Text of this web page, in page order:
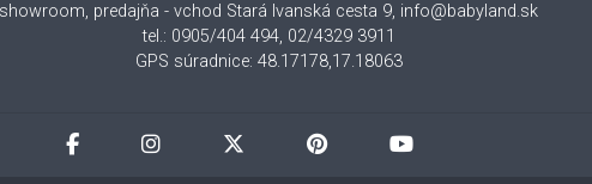
showroom, predajňa - vchod Stará Ivanská cesta 9, info@babyland.sk
tel.: 0905/404 494, 02/4329 3911
GPS súradnice: 48.17178,17.18063